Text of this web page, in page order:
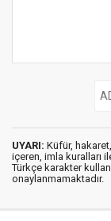
UYARI: Küfür,
içeren, imla kuralları
Türkçe karakter
onaylanmamaktadır.